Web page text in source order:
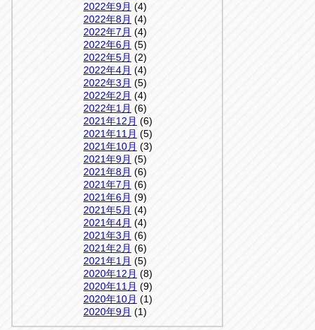
2022年9月 (4)
2022年8月 (4)
2022年7月 (4)
2022年6月 (5)
2022年5月 (2)
2022年4月 (4)
2022年3月 (5)
2022年2月 (4)
2022年1月 (6)
2021年12月 (6)
2021年11月 (5)
2021年10月 (3)
2021年9月 (5)
2021年8月 (6)
2021年7月 (6)
2021年6月 (9)
2021年5月 (4)
2021年4月 (4)
2021年3月 (6)
2021年2月 (6)
2021年1月 (5)
2020年12月 (8)
2020年11月 (9)
2020年10月 (1)
2020年9月 (1)